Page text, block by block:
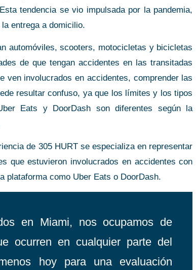
tendencia se vio impulsada por la pandemia,
entrega a domicilio.
automóviles, scooters, motocicletas y bicicletas
de que tengan accidentes en las transitadas
ven involucrados en accidentes, comprender las
resultar confuso, ya que los límites y los tipos
Eats y DoorDash son diferentes según la
de 305 HURT se especializa en representar
que estuvieron involucrados en accidentes con
plataforma como Uber Eats o DoorDash.
en Miami, nos ocupamos de
ocurren en cualquier parte del
hoy para una evaluación